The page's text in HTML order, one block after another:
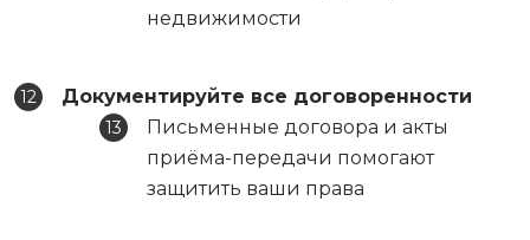
недвижимости
Документируйте все договоренности
Письменные договора и акты
приёма-передачи помогают
защитить ваши права